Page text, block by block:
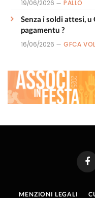
19/06/2026 PALLÒ
Senza i soldi attesi, u
pagamentu ?
16/06/2026 GFCA
MENZIONI LEGALI